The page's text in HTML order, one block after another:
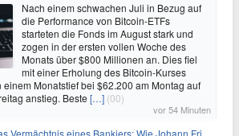
Nach einem schwachen Juli in Bezug auf
die Performance von Bitcoin-ETFs
starteten die Fonds im August stark und
zogen in der ersten vollen Woche des
Monats über $800 Millionen an. Dies fiel
mit einer Erholung des Bitcoin-Kurses
einem Monatstief bei $62.200 am Montag auf
anstieg. Beste […] (00)
vor 54 Minuten
eines Bankiers: Wie Johann Friedrich Städel sein Imperium unsterblich machte